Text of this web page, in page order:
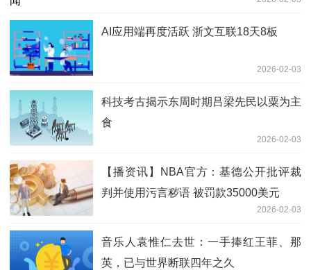
AI应用端再度活跃 浙文互联18天8板
2026-02-03
科技考古揭示东周时期吕梁先民以粟为主
食
2026-02-03
【播资讯】NBA官方：基德公开批评裁
判并使用污言秽语 被罚款35000美元
2026-02-03
音乐人袁惟仁去世：一手捧红王菲、那
英，已与世界断联四年之久